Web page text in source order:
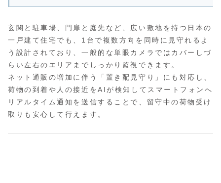
玄関と駐車場、門扉と庭先など、広い敷地を持つ日本の
一戸建て住宅でも、1台で複数方向を同時に見守れるよ
う設計されており、一般的な単眼カメラではカバーしづ
らい左右のエリアまでしっかり監視できます。
ネット通販の増加に伴う「置き配見守り」にも対応し、
荷物の到着や人の接近をAIが検知してスマートフォンへ
リアルタイム通知を送信することで、留守中の荷物受け
取りも安心して行えます。